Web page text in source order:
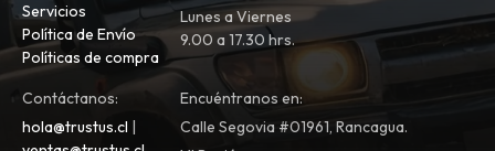
Servicios
Política de Envío
Políticas de compra
Lunes a Viernes
9.00 a 17.30 hrs.
Contáctanos:
hola@trustus.cl |
Encuéntranos en:
Calle Segovia #01961, Rancagua.